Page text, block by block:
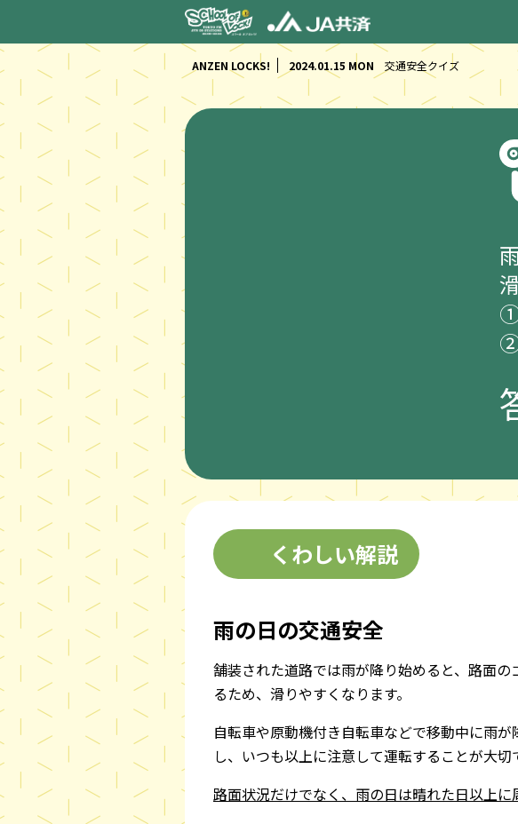
今
ANZEN LOCKS! 2024.01.15 MON 交通安全クイズ
くわしい解説
雨の日の交通安全
舗装された道路では雨が降り始めると、路面
るため、滑りやすくなります。
自転車や原動機付き自転車などで移動中に雨
し、いつも以上に注意して運転することが大切
路面状況だけでなく、雨の日は晴れた日以上に